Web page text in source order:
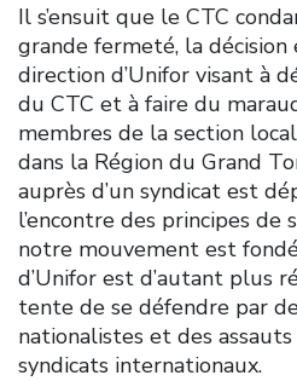
Il s’ensuit que le CTC
grande fermeté, la
direction d’Unifor visant à
du CTC et à faire du
membres de la section
dans la Région du Grand
auprès d’un syndicat est
l’encontre des principes
notre mouvement est
d’Unifor est d’autant plus
tente de se défendre par
nationalistes et des
syndicats internationaux.